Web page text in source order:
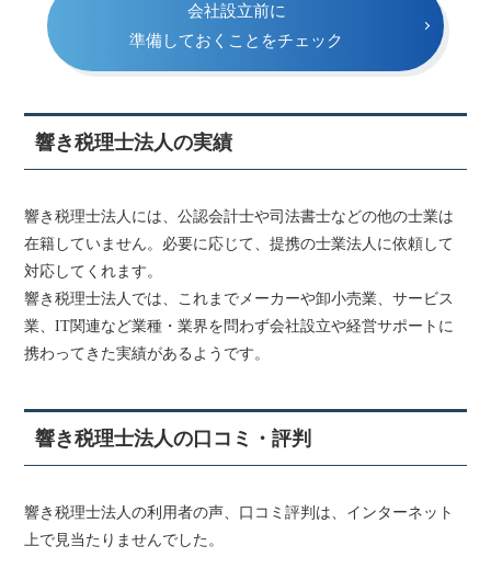
会社設立前に
準備しておくことをチェック
響き税理士法人の実績
響き税理士法人には、公認会計士や司法書士などの他の士業は
在籍していません。必要に応じて、提携の士業法人に依頼して
対応してくれます。
響き税理士法人では、これまでメーカーや卸小売業、サービス
業、IT関連など業種・業界を問わず会社設立や経営サポートに
携わってきた実績があるようです。
響き税理士法人の口コミ・評判
響き税理士法人の利用者の声、口コミ評判は、インターネット
上で見当たりませんでした。